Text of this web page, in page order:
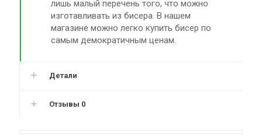
лишь малый перечень того, что можно
изготавливать из бисера. В нашем
магазине можно легко купить бисер по
самым демократичным ценам.
Детали
Отзывы 0